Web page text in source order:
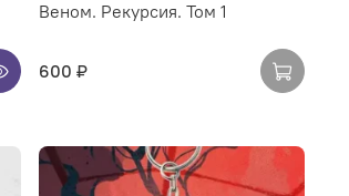
Веном. Рекурсия. Том 1
600 ₽